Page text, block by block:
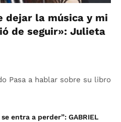
dejar la música y mi
de seguir»: Julieta
Pasa a hablar sobre su libro
entra a perder”: GABRIEL